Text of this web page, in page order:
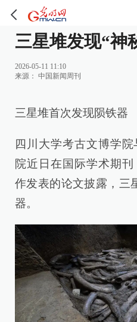
三星堆发现“神
2026-05-11 11:10
来源： 中国新闻周刊
三星堆首次发现陨铁器
四川大学考古文博学
院近日在国际学术期
作发表的论文披露，三
器。